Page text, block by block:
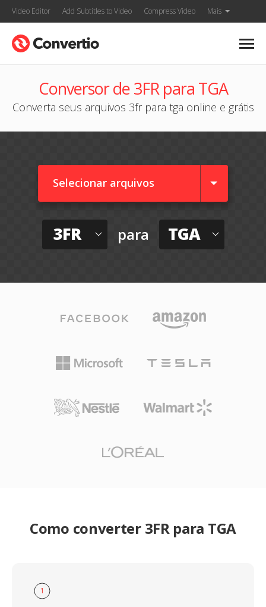
Video Editor Add Subtitles to Video Compress Video Mais
Conversor de 3FR para TGA
Converta seus arquivos 3fr para tga online e grátis
Selecionar arquivos
3FR para TGA
Como converter 3FR para TGA
1